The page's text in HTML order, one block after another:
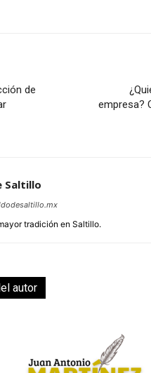
de
empresa?
Saltillo
tradición en Saltillo.
autor